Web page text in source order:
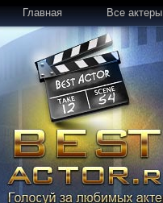
Главная Все актеры